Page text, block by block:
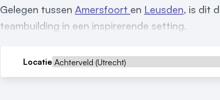
Gelegen tussen Amersfoort en Leusden, is dit
teambuilding in een inspirerende setting.
Locatie